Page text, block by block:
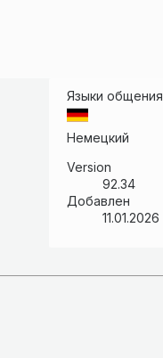
Языки общения
Немецкий
Version
92.34
Добавлен
11.01.2026